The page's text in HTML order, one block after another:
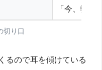
「今、弊
切り口
るので耳を傾けている